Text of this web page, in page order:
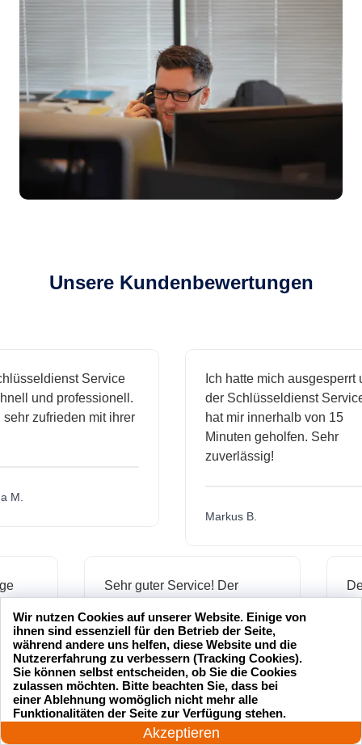
Unsere Kundenbewertungen
Service
und professionell.
zufrieden mit ihrer
Ich hatte mich ausgesperrt und
der Schlüsseldienst Service
hat mir innerhalb von 15
Minuten geholfen. Sehr
zuverlässig!
Markus B.
mich
Sehr guter Service! Der
und hat mir schnell geholfen,
als ich meine Schlüssel
verloren hatte.
Jonas M.
24 Stunden am Tag
Akzeptieren
Wir nutzen Cookies auf unserer Website. Einige von
ihnen sind essenziell für den Betrieb der Seite,
während andere uns helfen, diese Website und die
Nutzererfahrung zu verbessern (Tracking Cookies).
Sie können selbst entscheiden, ob Sie die Cookies
zulassen möchten. Bitte beachten Sie, dass bei
einer Ablehnung womöglich nicht mehr alle
Funktionalitäten der Seite zur Verfügung stehen.